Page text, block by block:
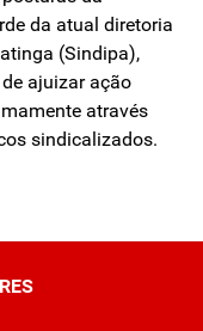
da atual diretoria
(Sindipa),
ajuizar ação
através
sindicalizados.